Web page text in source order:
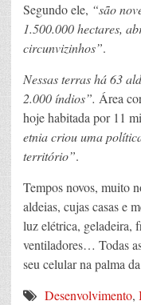
Segundo ele, “são
1.500.000 hectares,
circunvizinhos”.
Nessas terras há 63
2.000 índios”. Área
hoje habitada por 11
etnia criou uma
território”.
Tempos novos, muito
aldeias, cujas casas e
luz elétrica, geladeira,
ventiladores… Todas
seu celular na palma
Desenvolvimento,